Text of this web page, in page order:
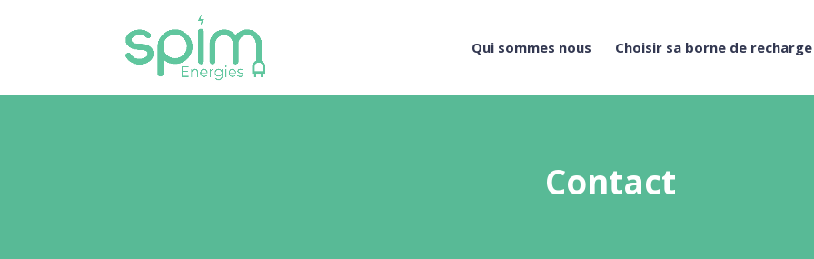
Qui sommes nous Choisir sa borne de recharge
Contact